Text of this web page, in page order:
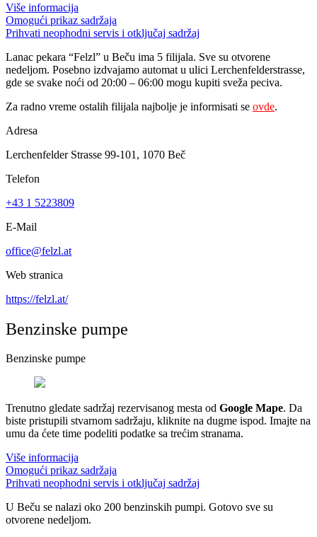
Više informacija
Omogući prikaz sadržaja
Prihvati neophodni servis i otključaj sadržaj
Lanac pekara “Felzl” u Beču ima 5 filijala. Sve su otvorene
nedeljom. Posebno izdvajamo automat u ulici Lerchenfelderstrasse,
gde se svake noći od 20:00 – 06:00 mogu kupiti sveža peciva.
Za radno vreme ostalih filijala najbolje je informisati se ovde.
Adresa
Lerchenfelder Strasse 99-101, 1070 Beč
Telefon
+43 1 5223809
E-Mail
office@felzl.at
Web stranica
https://felzl.at/
Benzinske pumpe
Benzinske pumpe
Trenutno gledate sadržaj rezervisanog mesta od Google Mape. Da
biste pristupili stvarnom sadržaju, kliknite na dugme ispod. Imajte na
umu da ćete time podeliti podatke sa trećim stranama.
Više informacija
Omogući prikaz sadržaja
Prihvati neophodni servis i otključaj sadržaj
U Beču se nalazi oko 200 benzinskih pumpi. Gotovo sve su
otvorene nedeljom.